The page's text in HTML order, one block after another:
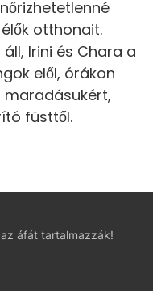
otthonait.
Irini és Chara a
elől, órákon
maradásukért,
füsttől.
áfát tartalmazzák!